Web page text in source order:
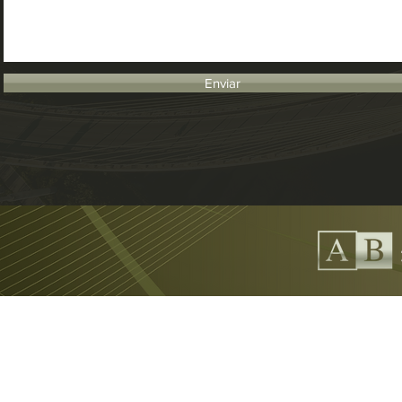
Enviar